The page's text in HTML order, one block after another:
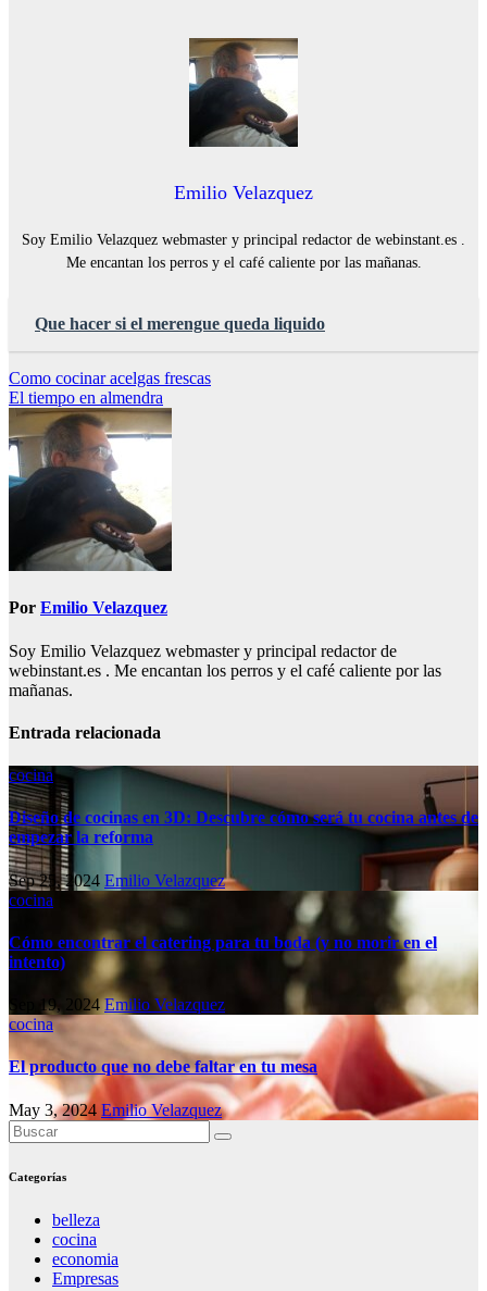
Emilio Velazquez
Soy Emilio Velazquez webmaster y principal redactor de webinstant.es .
Me encantan los perros y el café caliente por las mañanas.
Que hacer si el merengue queda liquido
Navegación
de
entradas
Como cocinar acelgas frescas
El tiempo en almendra
Por Emilio Velazquez
Soy Emilio Velazquez webmaster y principal redactor de
webinstant.es . Me encantan los perros y el café caliente por las
mañanas.
Entrada relacionada
cocina
Diseño de cocinas en 3D: Descubre cómo será tu cocina antes de
empezar la reforma
Sep 25, 2024 Emilio Velazquez
cocina
Cómo encontrar el catering para tu boda (y no morir en el
intento)
Sep 19, 2024Emilio Velazquez
cocina
El producto que no debe faltar en tu mesa
May 3, 2024 Emilio Velazquez
Categorías
belleza
cocina
economia
Empresas